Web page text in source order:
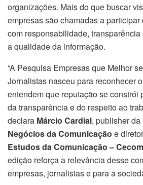
organizações. Mais do que buscar
empresas são chamadas a
com responsabilidade,
a qualidade da informação.
“A Pesquisa Empresas que Melhor
Jornalistas nasceu para reconhecer
entendem que reputação se constrói
da transparência e do respeito ao
declara Márcio Cardial, publisher da
Negócios da Comunicação e
Estudos da Comunicação – Cecom
edição reforça a relevância desse
empresas, jornalistas e para a